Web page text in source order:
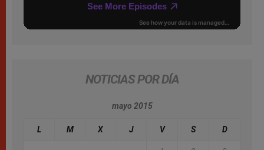
NOTICIAS POR DÍA
mayo 2015
L M X J V S D